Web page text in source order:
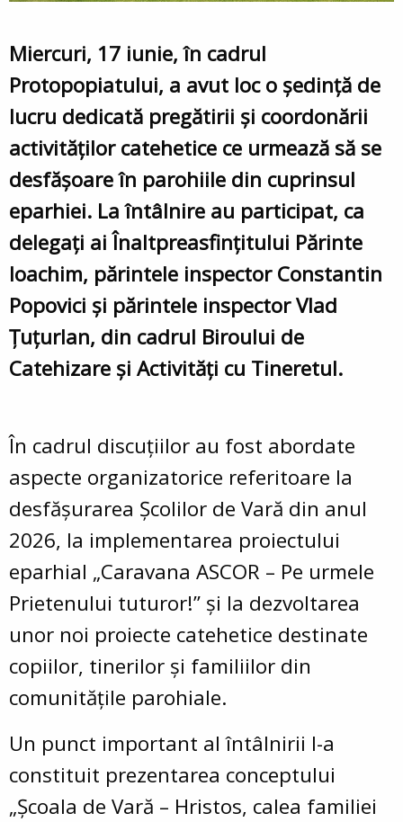
Miercuri, 17 iunie, în cadrul
Protopopiatului, a avut loc o ședință de
lucru dedicată pregătirii și coordonării
activităților catehetice ce urmează să se
desfășoare în parohiile din cuprinsul
eparhiei. La întâlnire au participat, ca
delegați ai Înaltpreasfințitului Părinte
Ioachim, părintele inspector Constantin
Popovici și părintele inspector Vlad
Țuțurlan, din cadrul Biroului de
Catehizare și Activități cu Tineretul.
În cadrul discuțiilor au fost abordate
aspecte organizatorice referitoare la
desfășurarea Școlilor de Vară din anul
2026, la implementarea proiectului
eparhial „Caravana ASCOR – Pe urmele
Prietenului tuturor!” și la dezvoltarea
unor noi proiecte catehetice destinate
copiilor, tinerilor și familiilor din
comunitățile parohiale.
Un punct important al întâlnirii l-a
constituit prezentarea conceptului
„Școala de Vară – Hristos, calea familiei